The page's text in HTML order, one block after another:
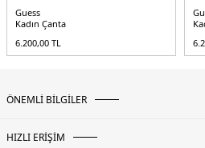
Guess
Kadın Çanta
6.200,00 TL
ÖNEMLİ BİLGİLER
HIZLI ERİŞİM